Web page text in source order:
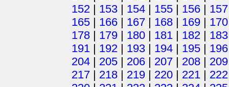
152 | 153 | 154 | 155 | 156 | 157
165 | 166 | 167 | 168 | 169 | 170
178 | 179 | 180 | 181 | 182 | 183
191 | 192 | 193 | 194 | 195 | 196
204 | 205 | 206 | 207 | 208 | 209
217 | 218 | 219 | 220 | 221 | 222